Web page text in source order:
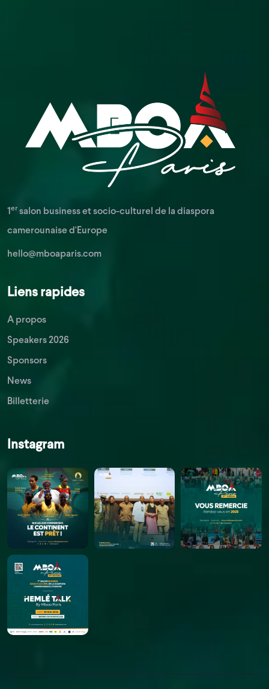
1 er salon business et socio-culturel de la diaspora
camerounaise d'Europe
hello@mboaparis.com
Liens rapides
A propos
Speakers 2026
Sponsors
News
Billetterie
Instagram